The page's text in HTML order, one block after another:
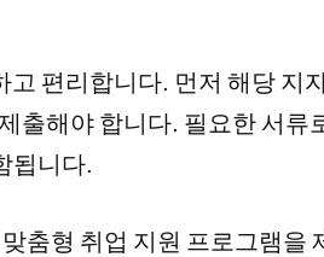
편리합니다. 먼저 해당 지
출해야 합니다. 필요한 서류
됩니다.
춤형 취업 지원 프로그램을